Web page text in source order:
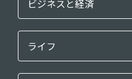
ビジネスと経済
ライフ